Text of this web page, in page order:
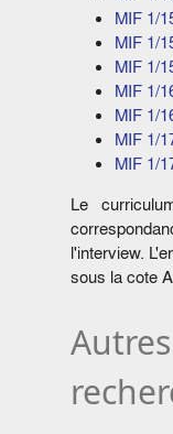
MIF 1/
MIF 1/
MIF 1/
MIF 1/
MIF 1/
MIF 1/
MIF 1/
Le
l'interview.
sous la cote